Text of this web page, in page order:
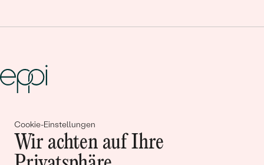
Cookie-Einstellungen
Wir achten auf Ihre
Gemeinsam erschaffen wir
Geschichten von Schönheit und